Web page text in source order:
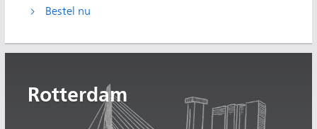
Bestel nu
Rotterdam